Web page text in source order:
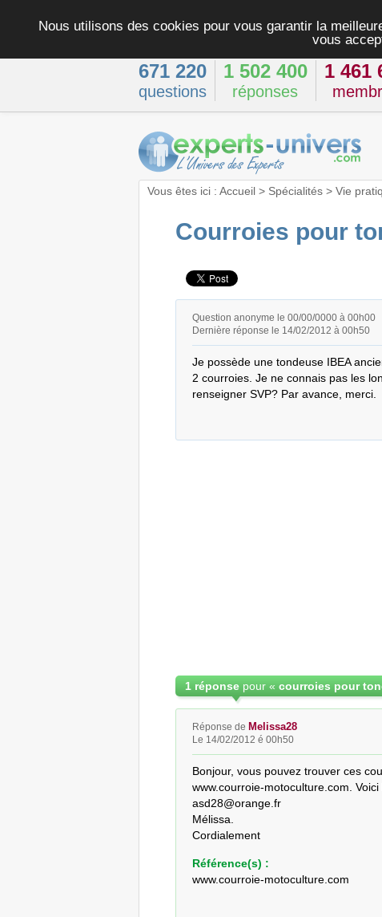
Nous utilisons des cookies pour vous garantir la
vous
671 220
questions
1 502 400
réponses
1 461
Vous êtes ici : Accueil> Spécialités> Vie
Courroies pour
Question anonyme le 00/00/0000 à 00h00
Dernière réponse le 14/02/2012 à 00h50
Je possède une tondeuse IBEA
2 courroies. Je ne connais pas les
renseigner SVP? Par avance, merci.
1 réponse pour « courroies pour
Réponse de Melissa28
Le 14/02/2012 é 00h50
Bonjour, vous pouvez trouver ces
www.courroie-motoculture.com.
asd28@orange.fr
Mélissa.
Cordialement
Référence(s) :
www.courroie-motoculture.com